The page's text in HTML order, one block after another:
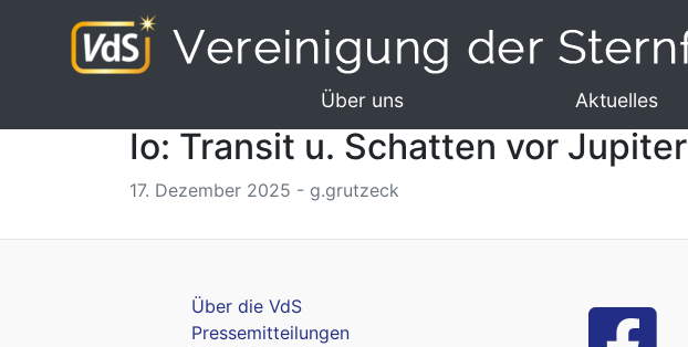
Über uns Aktuelles
Io: Transit u. Schatten vor Jupiter
17. Dezember 2025 - g.grutzeck
Über die VdS
Pressemitteilungen